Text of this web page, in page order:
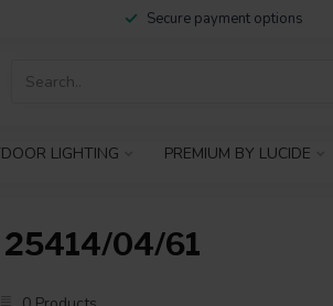
Secure payment options
LIGHTING PREMIUM BY LUCIDE
25414/04/61